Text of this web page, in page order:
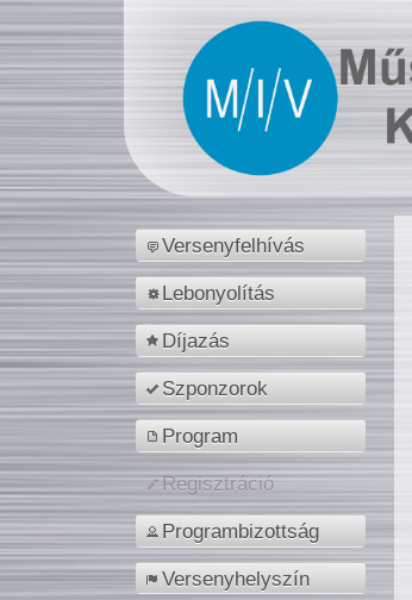
Versenyfelhívás
Lebonyolítás
Díjazás
Szponzorok
Program
Regisztráció
Programbizottság
Versenyhelyszín